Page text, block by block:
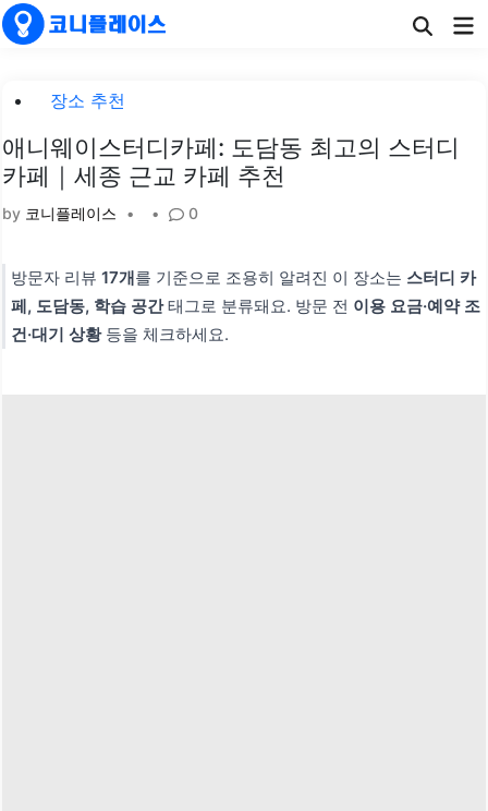
Skip
to
Posted장소 추천
애니웨이스터디카페: 도담동 최고의 스터디
카페｜세종 근교 카페 추천
by 코니플레이스 • • 0
방문자 리뷰17개를 기준으로 조용히 알려진 이 장소는 스터디 카
페, 도담동, 학습 공간태그로 분류돼요. 방문 전 이용 요금·예약 조
건·대기 상황등을 체크하세요.